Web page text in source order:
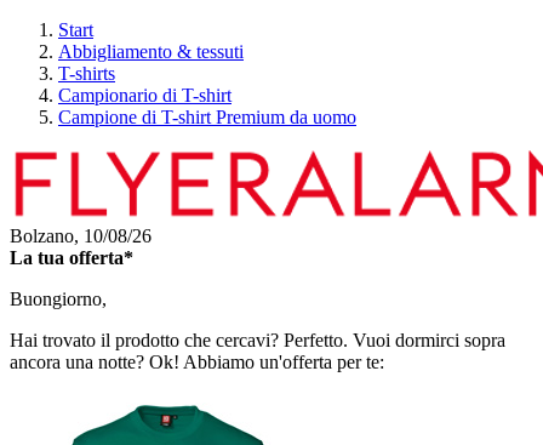
Start
Abbigliamento & tessuti
T-shirts
Campionario di T-shirt
Campione di T-shirt Premium da uomo
Bolzano, 10/08/26
La tua offerta*
Buongiorno,
Hai trovato il prodotto che cercavi? Perfetto. Vuoi dormirci sopra
ancora una notte? Ok! Abbiamo un'offerta per te: